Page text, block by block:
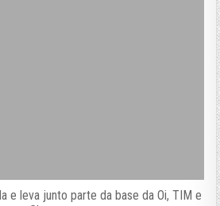
e leva junto parte da base da Oi, TIM e